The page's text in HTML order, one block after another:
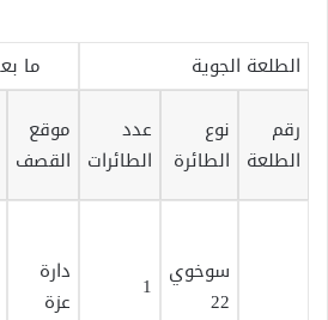
الطلعة الجوية
ما
رقم
الطلعة
نوع
الطائرة
عدد
الطائرات
موقع
القصف
سوخوي
22
1
دارة
عزة